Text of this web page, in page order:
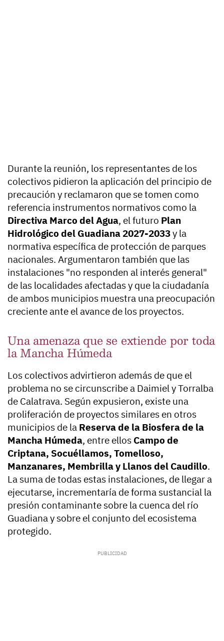
Durante la reunión, los representantes de los
colectivos pidieron la aplicación del principio de
precaución y reclamaron que se tomen como
referencia instrumentos normativos como la
Directiva Marco del Agua, el futuro Plan
Hidrológico del Guadiana 2027-2033y la
normativa específica de protección de parques
nacionales. Argumentaron también que las
instalaciones "no responden al interés general"
de las localidades afectadas y que la ciudadanía
de ambos municipios muestra una preocupación
creciente ante el avance de los proyectos.
Una amenaza que se extiende por toda
la Mancha Húmeda
Los colectivos advirtieron además de que el
problema no se circunscribe a Daimiel y Torralba
de Calatrava. Según expusieron, existe una
proliferación de proyectos similares en otros
municipios de la Reserva de la Biosfera de la
Mancha Húmeda, entre ellos Campo de
Criptana, Socuéllamos, Tomelloso,
Manzanares, Membrilla y Llanos del Caudillo.
La suma de todas estas instalaciones, de llegar a
ejecutarse, incrementaría de forma sustancial la
presión contaminante sobre la cuenca del río
Guadiana y sobre el conjunto del ecosistema
protegido.